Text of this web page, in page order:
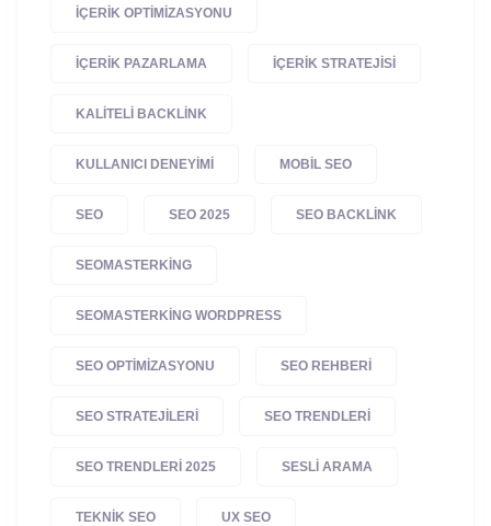
IÇERIK OPTIMIZASYONU
IÇERIK PAZARLAMA IÇERIK STRATEJISI
KALITELI BACKLINK
KULLANICI DENEYIMI MOBIL SEO
SEO SEO 2025 SEO BACKLINK
SEOMASTERKING
SEOMASTERKING WORDPRESS
SEO OPTIMIZASYONU SEO REHBERI
SEO STRATEJILERI SEO TRENDLERI
SEO TRENDLERI 2025 SESLI ARAMA
TEKNIK SEO UX SEO